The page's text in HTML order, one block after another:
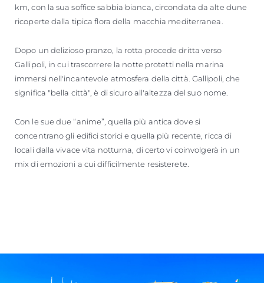
km, con la sua soffice sabbia bianca, circondata da alte dune
ricoperte dalla tipica flora della macchia mediterranea.
Dopo un delizioso pranzo, la rotta procede dritta verso
Gallipoli, in cui trascorrere la notte protetti nella marina
immersi nell'incantevole atmosfera della città. Gallipoli, che
significa "bella città", è di sicuro all'altezza del suo nome.
Con le sue due “anime”, quella più antica dove si
concentrano gli edifici storici e quella più recente, ricca di
locali dalla vivace vita notturna, di certo vi coinvolgerà in un
mix di emozioni a cui difficilmente resisterete.